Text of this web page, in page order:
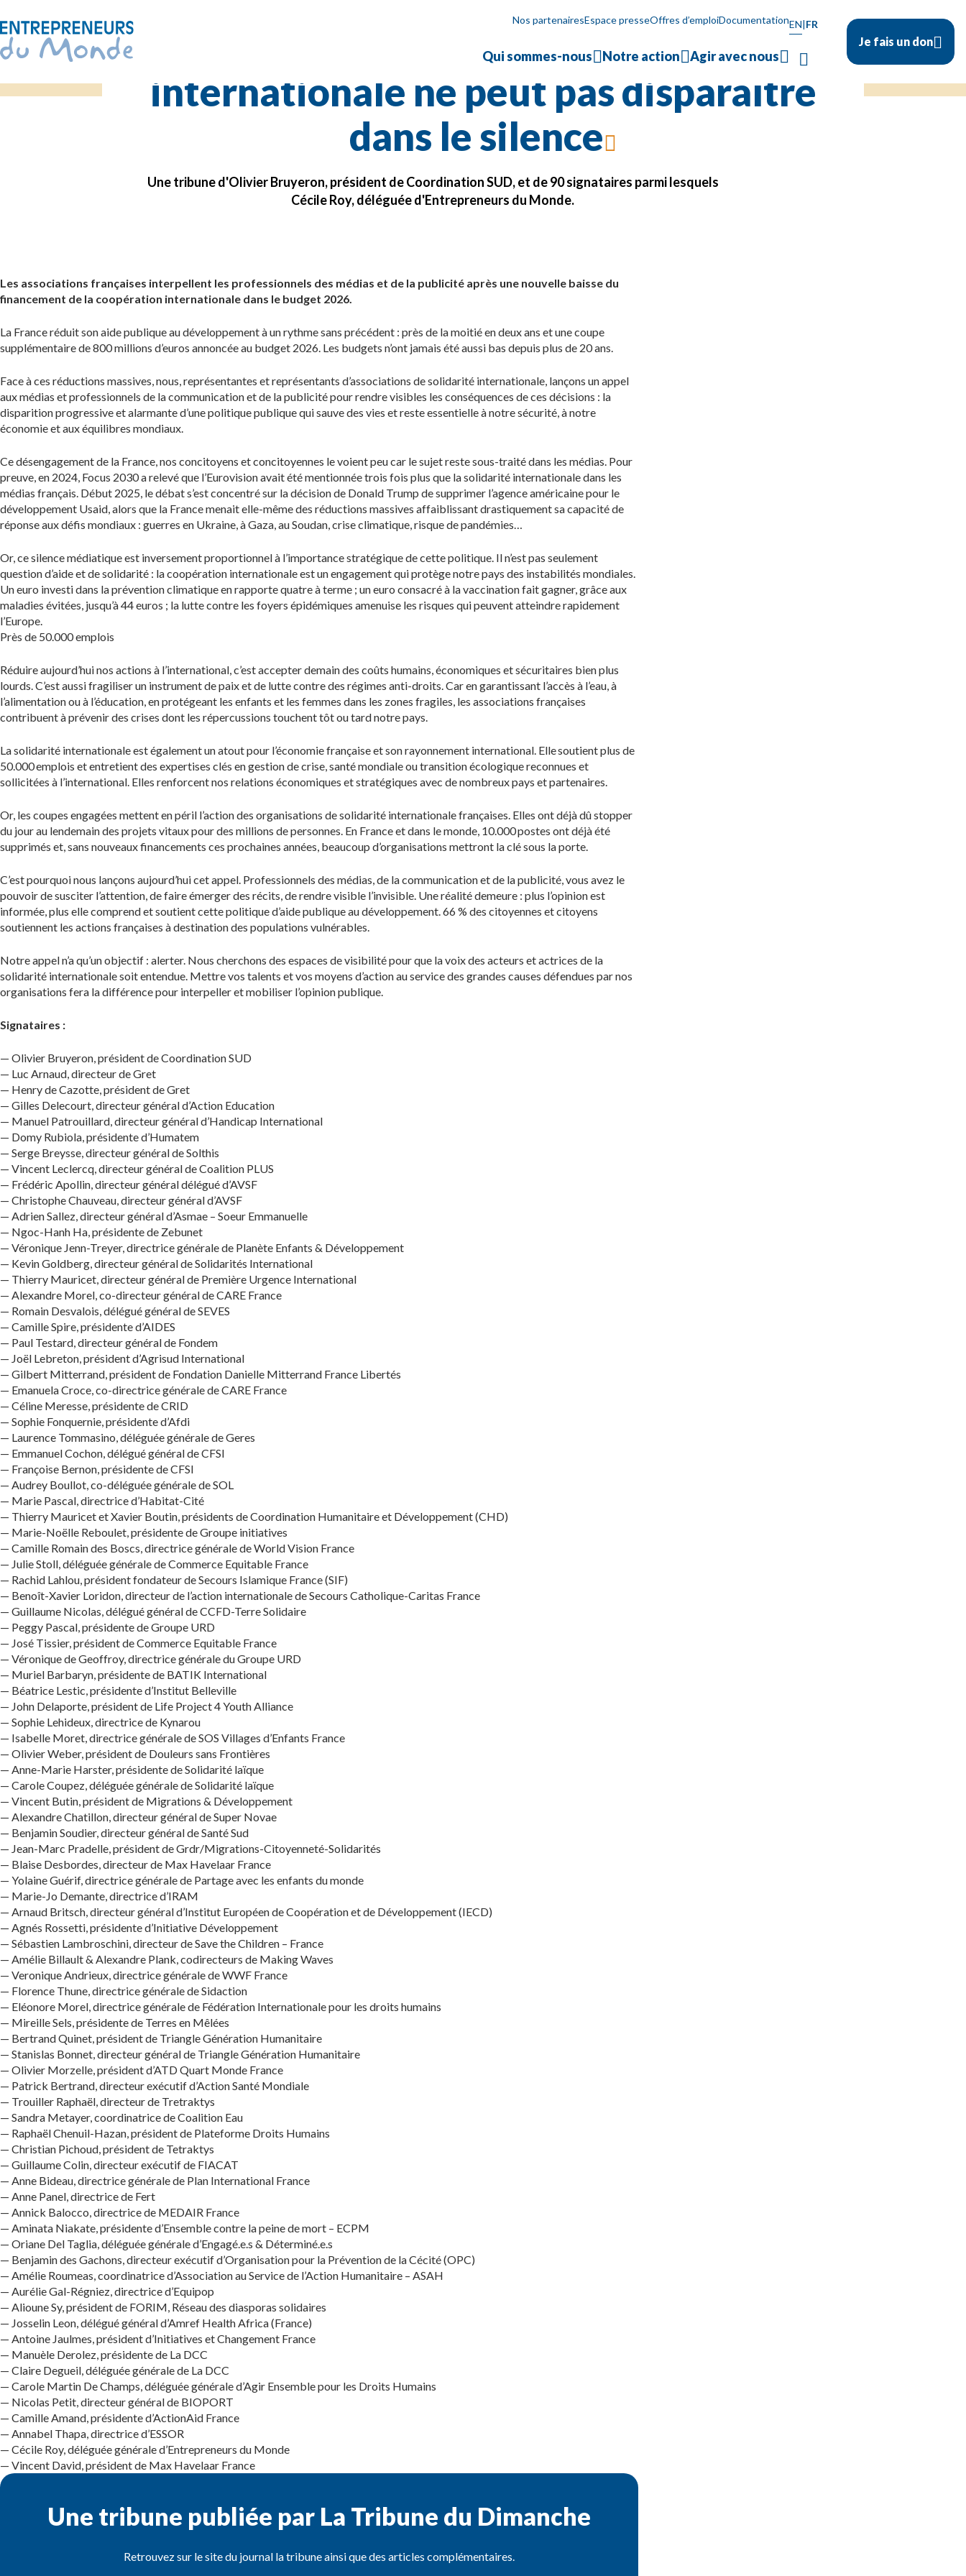
Nos partenairesEspace presseOffres d’emploiDocumentationEN|FR
Qui sommes-nous Notre action Agir avec nous
Je fais un don
La Tribune du Dimanche – La solidarité
internationale ne peut pas disparaître
dans le silence
Une tribune d'Olivier Bruyeron, président de Coordination SUD, et de 90 signataires parmi lesquels
Cécile Roy, déléguée d'Entrepreneurs du Monde.
Les associations françaises interpellent les professionnels des médias et de la publicité après une nouvelle baisse du
financement de la coopération internationale dans le budget 2026.
La France réduit son aide publique au développement à un rythme sans précédent : près de la moitié en deux ans et une coupe
supplémentaire de 800 millions d’euros annoncée au budget 2026. Les budgets n’ont jamais été aussi bas depuis plus de 20 ans.
Face à ces réductions massives, nous, représentantes et représentants d’associations de solidarité internationale, lançons un appel
aux médias et professionnels de la communication et de la publicité pour rendre visibles les conséquences de ces décisions : la
disparition progressive et alarmante d’une politique publique qui sauve des vies et reste essentielle à notre sécurité, à notre
économie et aux équilibres mondiaux.
Ce désengagement de la France, nos concitoyens et concitoyennes le voient peu car le sujet reste sous-traité dans les médias. Pour
preuve, en 2024, Focus 2030 a relevé que l’Eurovision avait été mentionnée trois fois plus que la solidarité internationale dans les
médias français. Début 2025, le débat s’est concentré sur la décision de Donald Trump de supprimer l’agence américaine pour le
développement Usaid, alors que la France menait elle-même des réductions massives affaiblissant drastiquement sa capacité de
réponse aux défis mondiaux : guerres en Ukraine, à Gaza, au Soudan, crise climatique, risque de pandémies…
Or, ce silence médiatique est inversement proportionnel à l’importance stratégique de cette politique. Il n’est pas seulement
question d’aide et de solidarité : la coopération internationale est un engagement qui protège notre pays des instabilités mondiales.
Un euro investi dans la prévention climatique en rapporte quatre à terme ; un euro consacré à la vaccination fait gagner, grâce aux
maladies évitées, jusqu’à 44 euros ; la lutte contre les foyers épidémiques amenuise les risques qui peuvent atteindre rapidement
l’Europe.
Près de 50.000 emplois
Réduire aujourd’hui nos actions à l’international, c’est accepter demain des coûts humains, économiques et sécuritaires bien plus
lourds. C’est aussi fragiliser un instrument de paix et de lutte contre des régimes anti-droits. Car en garantissant l’accès à l’eau, à
l’alimentation ou à l’éducation, en protégeant les enfants et les femmes dans les zones fragiles, les associations françaises
contribuent à prévenir des crises dont les répercussions touchent tôt ou tard notre pays.
La solidarité internationale est également un atout pour l’économie française et son rayonnement international. Elle soutient plus de
50.000 emplois et entretient des expertises clés en gestion de crise, santé mondiale ou transition écologique reconnues et
sollicitées à l’international. Elles renforcent nos relations économiques et stratégiques avec de nombreux pays et partenaires.
Or, les coupes engagées mettent en péril l’action des organisations de solidarité internationale françaises. Elles ont déjà dû stopper
du jour au lendemain des projets vitaux pour des millions de personnes. En France et dans le monde, 10.000 postes ont déjà été
supprimés et, sans nouveaux financements ces prochaines années, beaucoup d’organisations mettront la clé sous la porte.
C’est pourquoi nous lançons aujourd’hui cet appel. Professionnels des médias, de la communication et de la publicité, vous avez le
pouvoir de susciter l’attention, de faire émerger des récits, de rendre visible l’invisible. Une réalité demeure : plus l’opinion est
informée, plus elle comprend et soutient cette politique d’aide publique au développement. 66 % des citoyennes et citoyens
soutiennent les actions françaises à destination des populations vulnérables.
Notre appel n’a qu’un objectif : alerter. Nous cherchons des espaces de visibilité pour que la voix des acteurs et actrices de la
solidarité internationale soit entendue. Mettre vos talents et vos moyens d’action au service des grandes causes défendues par nos
organisations fera la différence pour interpeller et mobiliser l’opinion publique.
Signataires :
— Olivier Bruyeron, président de Coordination SUD
— Luc Arnaud, directeur de Gret
— Henry de Cazotte, président de Gret
— Gilles Delecourt, directeur général d’Action Education
— Manuel Patrouillard, directeur général d’Handicap International
— Domy Rubiola, présidente d’Humatem
— Serge Breysse, directeur général de Solthis
— Vincent Leclercq, directeur général de Coalition PLUS
— Frédéric Apollin, directeur général délégué d’AVSF
— Christophe Chauveau, directeur général d’AVSF
— Adrien Sallez, directeur général d’Asmae – Soeur Emmanuelle
— Ngoc-Hanh Ha, présidente de Zebunet
— Véronique Jenn-Treyer, directrice générale de Planète Enfants & Développement
— Kevin Goldberg, directeur général de Solidarités International
— Thierry Mauricet, directeur général de Première Urgence International
— Alexandre Morel, co-directeur général de CARE France
— Romain Desvalois, délégué général de SEVES
— Camille Spire, présidente d’AIDES
— Paul Testard, directeur général de Fondem
— Joël Lebreton, président d’Agrisud International
— Gilbert Mitterrand, président de Fondation Danielle Mitterrand France Libertés
— Emanuela Croce, co-directrice générale de CARE France
— Céline Meresse, présidente de CRID
— Sophie Fonquernie, présidente d’Afdi
— Laurence Tommasino, déléguée générale de Geres
— Emmanuel Cochon, délégué général de CFSI
— Françoise Bernon, présidente de CFSI
— Audrey Boullot, co-déléguée générale de SOL
— Marie Pascal, directrice d’Habitat-Cité
— Thierry Mauricet et Xavier Boutin, présidents de Coordination Humanitaire et Développement (CHD)
— Marie-Noëlle Reboulet, présidente de Groupe initiatives
— Camille Romain des Boscs, directrice générale de World Vision France
— Julie Stoll, déléguée générale de Commerce Equitable France
— Rachid Lahlou, président fondateur de Secours Islamique France (SIF)
— Benoît-Xavier Loridon, directeur de l’action internationale de Secours Catholique-Caritas France
— Guillaume Nicolas, délégué général de CCFD-Terre Solidaire
— Peggy Pascal, présidente de Groupe URD
— José Tissier, président de Commerce Equitable France
— Véronique de Geoffroy, directrice générale du Groupe URD
— Muriel Barbaryn, présidente de BATIK International
— Béatrice Lestic, présidente d’Institut Belleville
— John Delaporte, président de Life Project 4 Youth Alliance
— Sophie Lehideux, directrice de Kynarou
— Isabelle Moret, directrice générale de SOS Villages d’Enfants France
— Olivier Weber, président de Douleurs sans Frontières
— Anne-Marie Harster, présidente de Solidarité laïque
— Carole Coupez, déléguée générale de Solidarité laïque
— Vincent Butin, président de Migrations & Développement
— Alexandre Chatillon, directeur général de Super Novae
— Benjamin Soudier, directeur général de Santé Sud
— Jean-Marc Pradelle, président de Grdr/Migrations-Citoyenneté-Solidarités
— Blaise Desbordes, directeur de Max Havelaar France
— Yolaine Guérif, directrice générale de Partage avec les enfants du monde
— Marie-Jo Demante, directrice d’IRAM
— Arnaud Britsch, directeur général d’Institut Européen de Coopération et de Développement (IECD)
— Agnés Rossetti, présidente d’Initiative Développement
— Sébastien Lambroschini, directeur de Save the Children – France
— Amélie Billault & Alexandre Plank, codirecteurs de Making Waves
— Veronique Andrieux, directrice générale de WWF France
— Florence Thune, directrice générale de Sidaction
— Eléonore Morel, directrice générale de Fédération Internationale pour les droits humains
— Mireille Sels, présidente de Terres en Mêlées
— Bertrand Quinet, président de Triangle Génération Humanitaire
— Stanislas Bonnet, directeur général de Triangle Génération Humanitaire
— Olivier Morzelle, président d’ATD Quart Monde France
— Patrick Bertrand, directeur exécutif d’Action Santé Mondiale
— Trouiller Raphaël, directeur de Tretraktys
— Sandra Metayer, coordinatrice de Coalition Eau
— Raphaël Chenuil-Hazan, président de Plateforme Droits Humains
— Christian Pichoud, président de Tetraktys
— Guillaume Colin, directeur exécutif de FIACAT
— Anne Bideau, directrice générale de Plan International France
— Anne Panel, directrice de Fert
— Annick Balocco, directrice de MEDAIR France
— Aminata Niakate, présidente d’Ensemble contre la peine de mort – ECPM
— Oriane Del Taglia, déléguée générale d’Engagé.e.s & Déterminé.e.s
— Benjamin des Gachons, directeur exécutif d’Organisation pour la Prévention de la Cécité (OPC)
— Amélie Roumeas, coordinatrice d’Association au Service de l’Action Humanitaire – ASAH
— Aurélie Gal-Régniez, directrice d’Equipop
— Alioune Sy, président de FORIM, Réseau des diasporas solidaires
— Josselin Leon, délégué général d’Amref Health Africa (France)
— Antoine Jaulmes, président d’Initiatives et Changement France
— Manuèle Derolez, présidente de La DCC
— Claire Degueil, déléguée générale de La DCC
— Carole Martin De Champs, déléguée générale d’Agir Ensemble pour les Droits Humains
— Nicolas Petit, directeur général de BIOPORT
— Camille Amand, présidente d’ActionAid France
— Annabel Thapa, directrice d’ESSOR
— Cécile Roy, déléguée générale d’Entrepreneurs du Monde
— Vincent David, président de Max Havelaar France
Une tribune publiée par La Tribune du Dimanche
Retrouvez sur le site du journal la tribune ainsi que des articles complémentaires.